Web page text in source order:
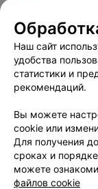
Наш сайт
удобства
статистики и
рекомендаций.
Вы можете
cookie или
Для получения
сроках и
можете
файлов cookie